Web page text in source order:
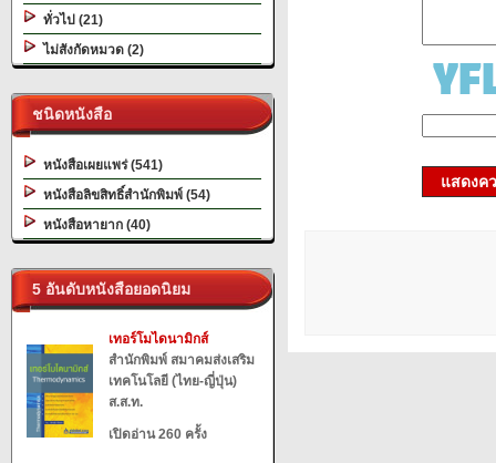
ทั่วไป (21)
ไม่สังกัดหมวด (2)
ชนิดหนังสือ
หนังสือเผยแพร่ (541)
หนังสือลิขสิทธิ์สำนักพิมพ์ (54)
หนังสือหายาก (40)
5 อันดับหนังสือยอดนิยม
เทอร์โมไดนามิกส์
สำนักพิมพ์ สมาคมส่งเสริม
เทคโนโลยี (ไทย-ญี่ปุ่น)
ส.ส.ท.
เปิดอ่าน 260 ครั้ง
แสดงค